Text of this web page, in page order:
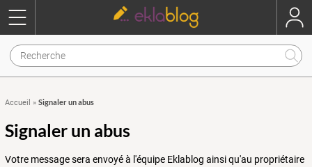
Accueil » Signaler un abus
Signaler un abus
Votre message sera envoyé à l'équipe Eklablog ainsi qu'au propriétaire